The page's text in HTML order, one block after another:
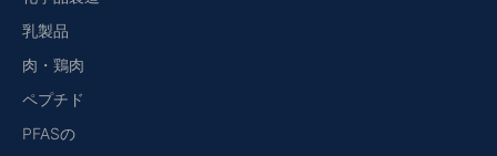
乳製品
肉・鶏肉
ペプチド
PFASの